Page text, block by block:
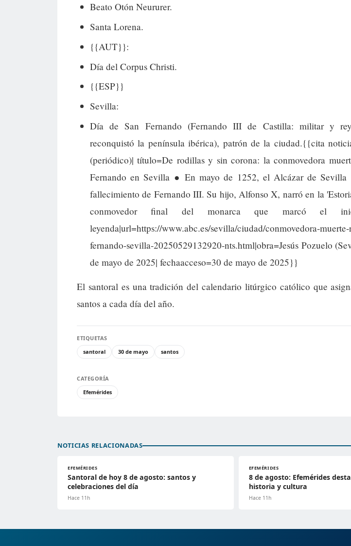
Beato Otón Neururer.
Santa Lorena.
{{AUT}}:
Día del Corpus Christi.
{{ESP}}
Sevilla:
Día de San Fernando (Fernando III de Castilla: militar y
reconquistó la península ibérica), patrón de la ciudad.{{cita
(periódico)| título=De rodillas y sin corona: la conmovedora
Fernando en Sevilla ● En mayo de 1252, el Alcázar de Sevilla
fallecimiento de Fernando III. Su hijo, Alfonso X, narró en la
conmovedor final del monarca que marcó el
leyenda|url=https://www.abc.es/sevilla/ciudad/conmovedora-muerte-
fernando-sevilla-20250529132920-nts.html|obra=Jesús Pozuelo
de mayo de 2025| fechaacceso=30 de mayo de 2025}}
El santoral es una tradición del calendario litúrgico católico que
santos a cada día del año.
ETIQUETAS
santoral
30 de mayo santos
CATEGORÍA
Efemérides
NOTICIAS RELACIONADAS
EFEMÉRIDES
Santoral de hoy 8 de agosto: santos y
celebraciones del día
Hace 11h
EFEMÉRIDES
8 de agosto: Efemérides
historia y cultura
Hace 11h